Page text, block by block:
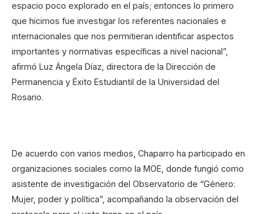
espacio poco explorado en el país; entonces lo primero
que hicimos fue investigar los referentes nacionales e
internacionales que nos permitieran identificar aspectos
importantes y normativas específicas a nivel nacional”,
afirmó Luz Ángela Díaz, directora de la Dirección de
Permanencia y Éxito Estudiantil de la Universidad del
Rosario.
De acuerdo con varios medios, Chaparro ha participado en
organizaciones sociales como la MOE, donde fungió como
asistente de investigación del Observatorio de “Género:
Mujer, poder y política”, acompañando la observación del